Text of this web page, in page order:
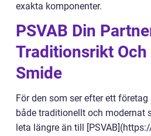
exakta komponenter.
PSVAB Din
Traditionsrikt
Smide
För den som ser efter ett
både traditionellt och modernat
leta längre än till